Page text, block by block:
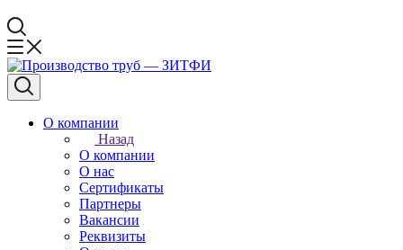
О компании
Назад
О компании
О нас
Сертификаты
Партнеры
Вакансии
Реквизиты